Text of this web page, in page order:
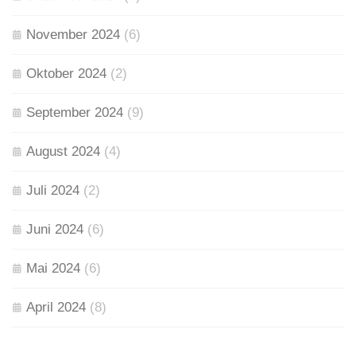
November 2024 (6)
Oktober 2024 (2)
September 2024 (9)
August 2024 (4)
Juli 2024 (2)
Juni 2024 (6)
Mai 2024 (6)
April 2024 (8)